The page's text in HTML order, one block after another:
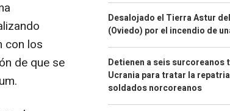
con los
de que se
Desalojado el Tierra Astur
(Oviedo) por el incendio de
Detienen a seis surcoreanos
Ucrania para tratar la
soldados norcoreanos